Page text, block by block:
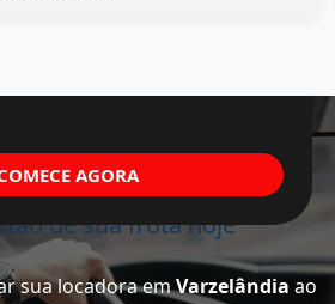
de sua frota hoje
sua locadora emVarzelândia ao
AGORA